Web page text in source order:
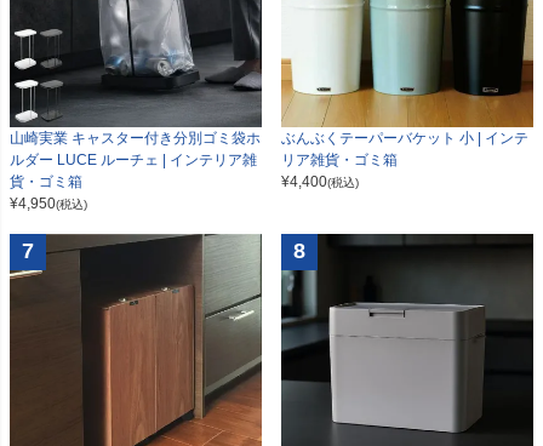
山崎実業 キャスター付き分別ゴミ袋ホ
ルダー LUCE ルーチェ | インテリア雑
貨・ゴミ箱
¥4,950(税込)
ぶんぶくテーパーバケット 小 | インテ
リア雑貨・ゴミ箱
¥4,400(税込)
7 8